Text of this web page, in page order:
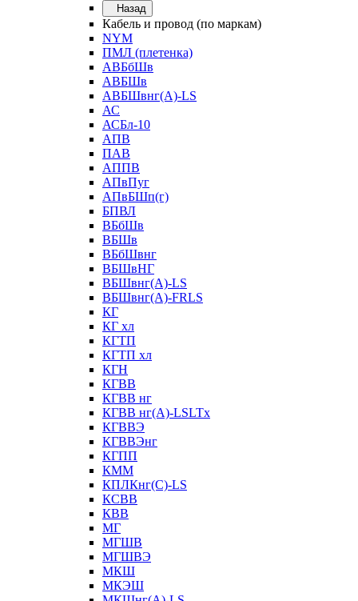
Назад
Кабель и провод (по маркам)
NYM
ПМЛ (плетенка)
АВБбШв
АВБШв
АВБШвнг(А)-LS
АС
АСБл-10
АПВ
ПАВ
АППВ
АПвПуг
АПвБШп(г)
БПВЛ
ВБбШв
ВБШв
ВБбШвнг
ВБШвНГ
ВБШвнг(А)-LS
ВБШвнг(А)-FRLS
КГ
КГ хл
КГТП
КГТП хл
КГН
КГВВ
КГВВ нг
КГВВ нг(А)-LSLTx
КГВВЭ
КГВВЭнг
КГПП
КММ
КПЛКнг(C)-LS
КСВВ
КВВ
МГ
МГШВ
МГШВЭ
МКШ
МКЭШ